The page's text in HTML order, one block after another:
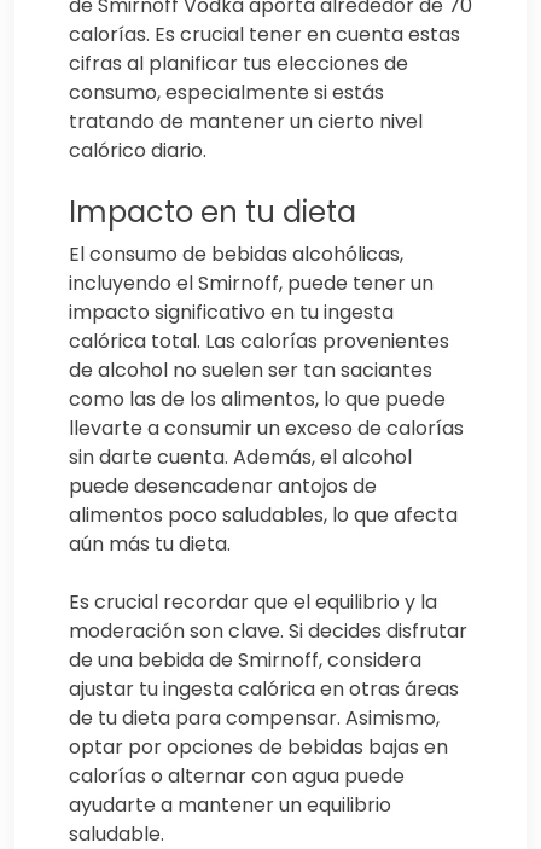
calorías. Es crucial tener en cuenta estas
cifras al planificar tus elecciones de
consumo, especialmente si estás
tratando de mantener un cierto nivel
calórico diario.
Impacto en tu dieta
El consumo de bebidas alcohólicas,
incluyendo el Smirnoff, puede tener un
impacto significativo en tu ingesta
calórica total. Las calorías provenientes
de alcohol no suelen ser tan saciantes
como las de los alimentos, lo que puede
llevarte a consumir un exceso de calorías
sin darte cuenta. Además, el alcohol
puede desencadenar antojos de
alimentos poco saludables, lo que afecta
aún más tu dieta.
Es crucial recordar que el equilibrio y la
moderación son clave. Si decides disfrutar
de una bebida de Smirnoff, considera
ajustar tu ingesta calórica en otras áreas
de tu dieta para compensar. Asimismo,
optar por opciones de bebidas bajas en
calorías o alternar con agua puede
ayudarte a mantener un equilibrio
saludable.